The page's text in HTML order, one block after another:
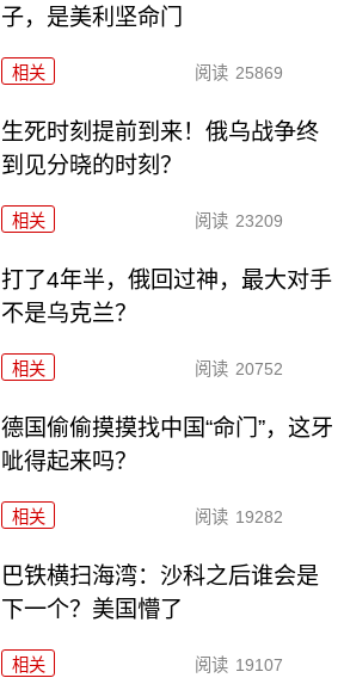
子，是美利坚命门
相关 阅读 25869
生死时刻提前到来！俄乌战争终
到见分晓的时刻？
相关 阅读 23209
打了4年半，俄回过神，最大对手
不是乌克兰？
相关 阅读 20752
德国偷偷摸摸找中国“命门”，这牙
呲得起来吗？
相关 阅读 19282
巴铁横扫海湾：沙科之后谁会是
下一个？美国懵了
相关 阅读 19107